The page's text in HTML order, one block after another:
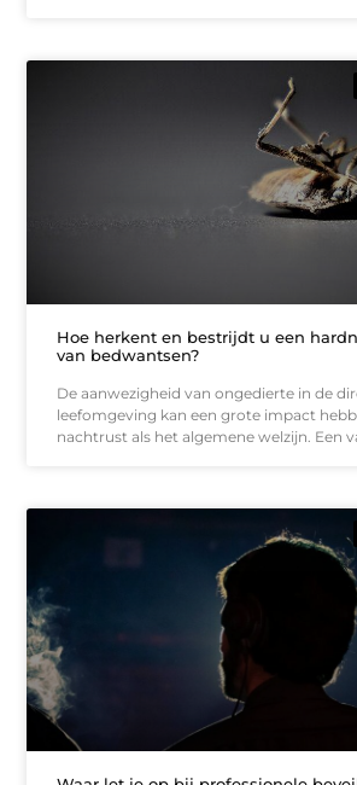
Hoe herkent en bestrijdt u een
van bedwantsen?
De aanwezigheid van ongedierte in de
leefomgeving kan een grote impact
nachtrust als het algemene welzijn. Een